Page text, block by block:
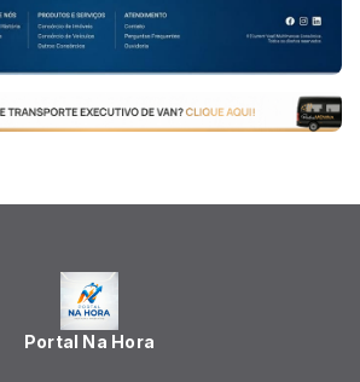
Portal Na Hora